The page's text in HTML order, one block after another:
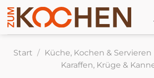
Zum
Inhalt
springen
Start / Küche, Kochen & Servieren
Karaffen, Krüge &